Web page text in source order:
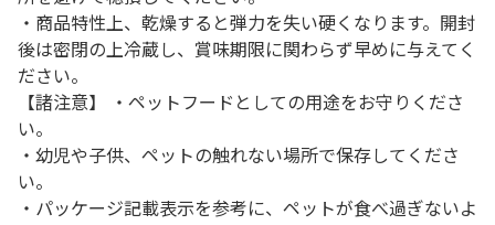
・商品特性上、乾燥すると弾力を失い硬くなります。開封
後は密閉の上冷蔵し、賞味期限に関わらず早めに与えてく
ださい。
【諸注意】 ・ペットフードとしての用途をお守りくださ
い。
・幼児や子供、ペットの触れない場所で保存してくださ
い。
・パッケージ記載表示を参考に、ペットが食べ過ぎないよ